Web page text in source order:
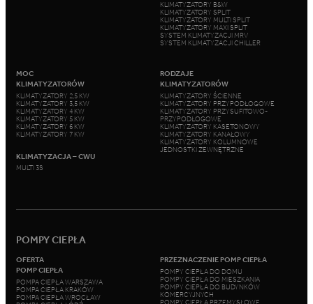
KLIMATYZATORY B&W
KLIMATYZATORY SPLIT
KLIMATYZATORY MULTI SPLIT
KLIMATYZATORY MAXI SPLIT
SYSTEM KLIMATYZACJI MRV
SYSTEM KLIMATYZACJI CHILLER
MOC
KLIMATYZATORÓW
KLIMATYZATORY 2,5 KW
KLIMATYZATORY 3,5 KW
KLIMATYZATORY 4 KW
KLIMATYZATORY 5 KW
KLIMATYZATORY 6 KW
KLIMATYZATORY 7 KW
KLIMATYZACJA – CWU
MULTI 3S
RODZAJE
KLIMATYZATORÓW
KLIMATYZATORY ŚCIENNE
KLIMATYZATORY PRZYPODŁOGOWE
KLIMATYZATORY PRZYSUFITOWO-
PRZYPODŁOGOWE
KLIMATYZATORY KASETONOWY
KLIMATYZATORY KANAŁOWY
KLIMATYZATORY KOLUMNOWE
JEDNOSTKI ZEWNĘTRZNE
POMPY CIEPŁA
OFERTA
POMP CIEPŁA
POMPA CIEPŁA WARSZAWA
POMPA CIEPŁA KRAKÓW
POMPA CIEPŁA WROCŁAW
PRZEZNACZENIE POMP CIEPŁA
POMPY CIEPŁA DO DOMU
POMPY CIEPŁA DO MIESZKANIA
POMPY CIEPŁA DO BUDYNKÓW
KOMERCYJNYCH